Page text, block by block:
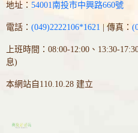
地址： 54001南投市中興路660號
電話： (049)2222106*1621 | 傳真：
上班時間：08:00-12:00、13:30-
息)
本網站自110.10.28 建立